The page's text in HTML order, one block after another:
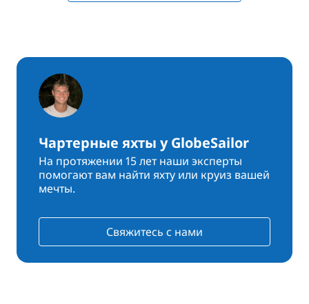
Чартерные яхты у GlobeSailor
На протяжении 15 лет наши эксперты
помогают вам найти яхту или круиз вашей
мечты.
Свяжитесь с нами